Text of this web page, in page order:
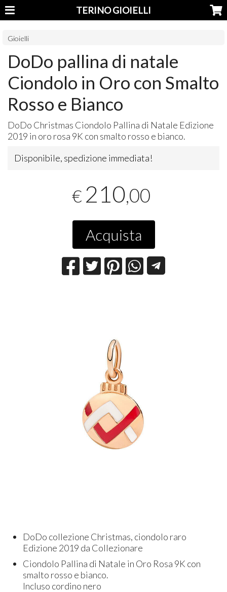
TERINO GIOIELLI
Gioielli
DoDo pallina di natale
Ciondolo in Oro con Smalto
Rosso e Bianco
DoDo Christmas Ciondolo Pallina di Natale Edizione
2019 in oro rosa 9K con smalto rosso e bianco.
Disponibile, spedizione immediata!
€ 210,00
Acquista
DoDo collezione Christmas, ciondolo raro
Edizione 2019 da Collezionare
Ciondolo Pallina di Natale in Oro Rosa 9K con
smalto rosso e bianco.
Incluso cordino nero